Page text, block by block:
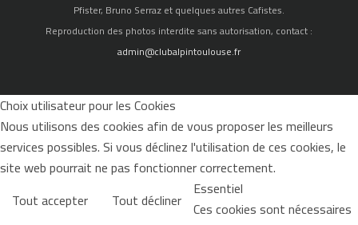
Pfister, Bruno Serraz et quelques autres Cafistes.
Reproduction des photos interdite sans autorisation, contact :
admin@clubalpintoulouse.fr
Choix utilisateur pour les Cookies
Nous utilisons des cookies afin de vous proposer les meilleurs
services possibles. Si vous déclinez l'utilisation de ces cookies, le
site web pourrait ne pas fonctionner correctement.
Tout accepter
Tout décliner Essentiel
Ces cookies sont nécessaires